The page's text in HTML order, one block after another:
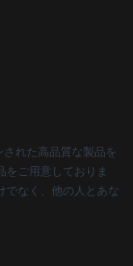
れた高品質な製品を
をご用意しておりま
でなく、他の人とあな